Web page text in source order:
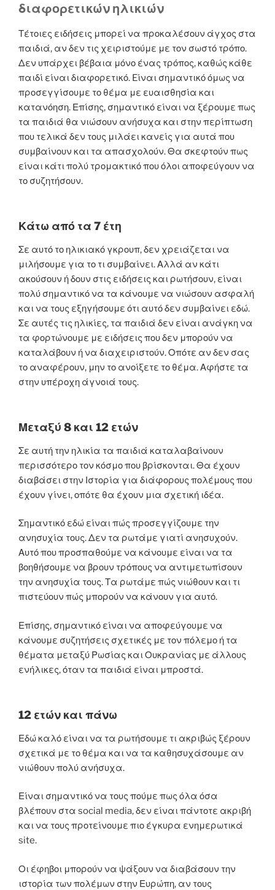
διαφορετικών ηλικιών
Τέτοιες ειδήσεις μπορεί να προκαλέσουν άγχος στα
παιδιά, αν δεν τις χειριστούμε με τον σωστό τρόπο.
Δεν υπάρχει βέβαια μόνο ένας τρόπος, καθώς κάθε
παιδί είναι διαφορετικό. Eίναι σημαντικό όμως να
προσεγγίσουμε το θέμα με ευαισθησία και
κατανόηση. Επίσης, σημαντικό είναι να ξέρουμε πως
τα παιδιά θα νιώσουν ανήσυχα και στην περίπτωση
που τελικά δεν τους μιλάει κανείς για αυτά που
συμβαίνουν και τα απασχολούν. Θα σκεφτούν πως
είναι κάτι πολύ τρομακτικό που όλοι αποφεύγουν να
το συζητήσουν.
Κάτω από τα 7 έτη
Σε αυτό το ηλικιακό γκρουπ, δεν χρειάζεται να
μιλήσουμε για το τι συμβαίνει. Αλλά αν κάτι
ακούσουν ή δουν στις ειδήσεις και ρωτήσουν, είναι
πολύ σημαντικό να τα κάνουμε να νιώσουν ασφαλή
και να τους εξηγήσουμε ότι αυτό δεν συμβαίνει εδώ.
Σε αυτές τις ηλικίες, τα παιδιά δεν είναι ανάγκη να
τα φορτώνουμε με ειδήσεις που δεν μπορούν να
καταλάβουν ή να διαχειριστούν. Οπότε αν δεν σας
το αναφέρουν, μην το ανοίξετε το θέμα. Αφήστε τα
στην υπέροχη άγνοιά τους.
Μεταξύ 8 και 12 ετών
Σε αυτή την ηλικία τα παιδιά καταλαβαίνουν
περισσότερο τον κόσμο που βρίσκονται. Θα έχουν
διαβάσει στην Ιστορία για διάφορους πολέμους που
έχουν γίνει, οπότε θα έχουν μια σχετική ιδέα.
Σημαντικό εδώ είναι πώς προσεγγίζουμε την
ανησυχία τους. Δεν τα ρωτάμε γιατί ανησυχούν.
Αυτό που προσπαθούμε να κάνουμε είναι να τα
βοηθήσουμε να βρουν τρόπους να αντιμετωπίσουν
την ανησυχία τους. Τα ρωτάμε πώς νιώθουν και τι
πιστεύουν πώς μπορούν να κάνουν για αυτό.
Επίσης, σημαντικό είναι να αποφεύγουμε να
κάνουμε συζητήσεις σχετικές με τον πόλεμο ή τα
θέματα μεταξύ Ρωσίας και Ουκρανίας με άλλους
ενήλικες, όταν τα παιδιά είναι μπροστά.
12 ετών και πάνω
Εδώ καλό είναι να τα ρωτήσουμε τι ακριβώς ξέρουν
σχετικά με το θέμα και να τα καθησυχάσουμε αν
νιώθουν πολύ ανήσυχα.
Είναι σημαντικό να τους πούμε πως όλα όσα
βλέπουν στα social media, δεν είναι πάντοτε ακριβή
και να τους προτείνουμε πιο έγκυρα ενημερωτικά
site.
Οι έφηβοι μπορούν να ψάξουν να διαβάσουν την
ιστορία των πολέμων στην Ευρώπη, αν τους